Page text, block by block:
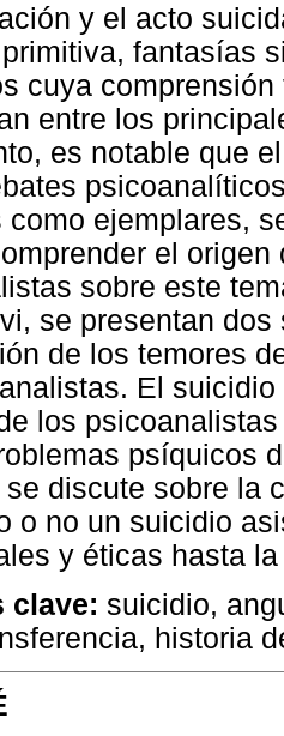
y el acto
fantasías
cuya
entre los
es notable que
como ejemplares,
el
sobre este
se presentan
de los temores
El
los
psíquicos
se discute sobre la
o no un suicidio
y éticas hasta
clave: suicidio,
historia